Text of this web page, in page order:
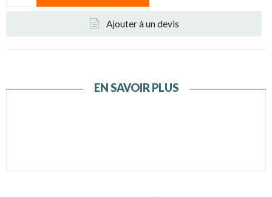
Ajouter à un devis
EN SAVOIR PLUS